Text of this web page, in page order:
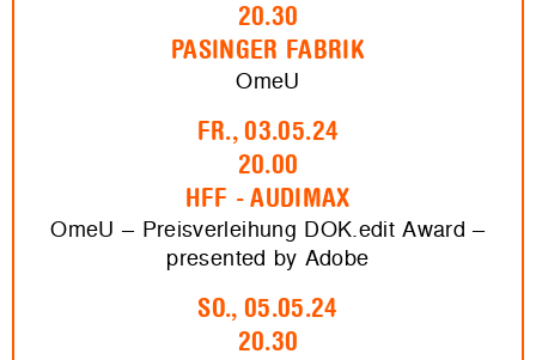
20.30
PASINGER FABRIK
OmeU
FR., 03.05.24
20.00
HFF - AUDIMAX
OmeU – Preisverleihung DOK.edit Award –
presented by Adobe
SO., 05.05.24
20.30